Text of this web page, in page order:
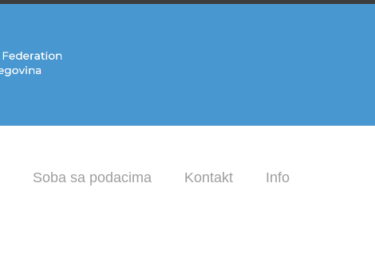
Soba sa podacima Kontakt Info